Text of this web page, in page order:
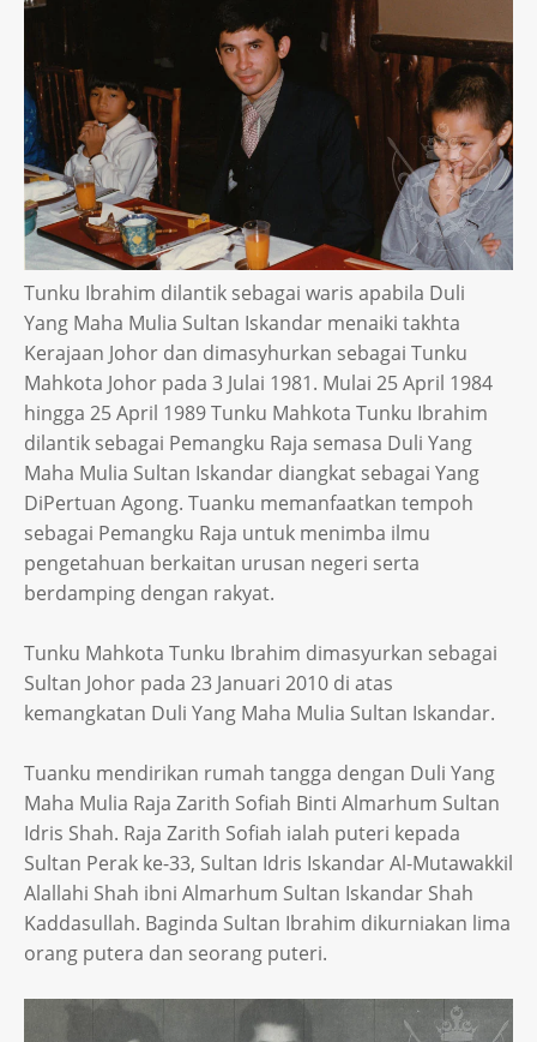
Tunku Ibrahim dilantik sebagai waris apabila Duli
Yang Maha Mulia Sultan Iskandar menaiki takhta
Kerajaan Johor dan dimasyhurkan sebagai Tunku
Mahkota Johor pada 3 Julai 1981. Mulai 25 April 1984
hingga 25 April 1989 Tunku Mahkota Tunku Ibrahim
dilantik sebagai Pemangku Raja semasa Duli Yang
Maha Mulia Sultan Iskandar diangkat sebagai Yang
DiPertuan Agong. Tuanku memanfaatkan tempoh
sebagai Pemangku Raja untuk menimba ilmu
pengetahuan berkaitan urusan negeri serta
berdamping dengan rakyat.
Tunku Mahkota Tunku Ibrahim dimasyurkan sebagai
Sultan Johor pada 23 Januari 2010 di atas
kemangkatan Duli Yang Maha Mulia Sultan Iskandar.
Tuanku mendirikan rumah tangga dengan Duli Yang
Maha Mulia Raja Zarith Sofiah Binti Almarhum Sultan
Idris Shah. Raja Zarith Sofiah ialah puteri kepada
Sultan Perak ke-33, Sultan Idris Iskandar Al-Mutawakkil
Alallahi Shah ibni Almarhum Sultan Iskandar Shah
Kaddasullah. Baginda Sultan Ibrahim dikurniakan lima
orang putera dan seorang puteri.